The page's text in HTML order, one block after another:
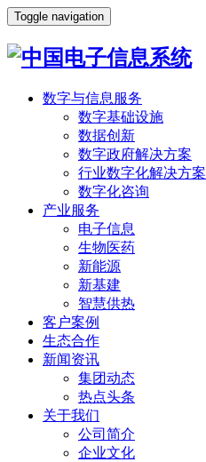
Toggle navigation
数字与信息服务
数字基础设施
数据创新
数字政府解决方案
行业数字化解决方案
数字化咨询
产业服务
电子信息
生物医药
新能源
新基建
智慧供热
客户案例
生态合作
新闻资讯
集团动态
热点头条
关于我们
公司简介
企业文化